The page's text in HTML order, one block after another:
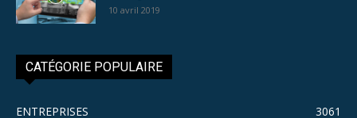
10 avril 2019
CATÉGORIE POPULAIRE
ENTREPRISES
3061